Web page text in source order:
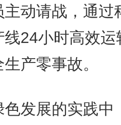
动请战，通过
24小时高效运
产零事故。
发展的实践中